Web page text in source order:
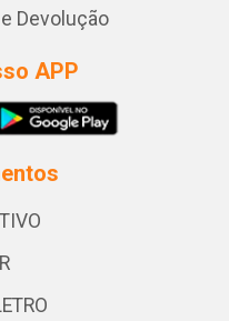
Devolução
APP